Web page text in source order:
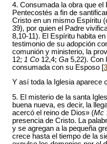
4. Consumada la obra que el
Pentecostés a fin de
Cristo en un mismo Espíritu
39), por quien el Padre
8,10-11). El Espíritu habita
testimonio de su adopción
comunión y ministerio, la
12; 1 Co 12,4; Ga 5,22). Con
consumada con su Esposo [3
Y así toda la Iglesia aparece
5. El misterio de la santa
buena nueva, es decir, la
acercó el reino de Dios» (Mc
presencia de Cristo. La
y se agregan a la pequeña
crece hasta el tiempo de la